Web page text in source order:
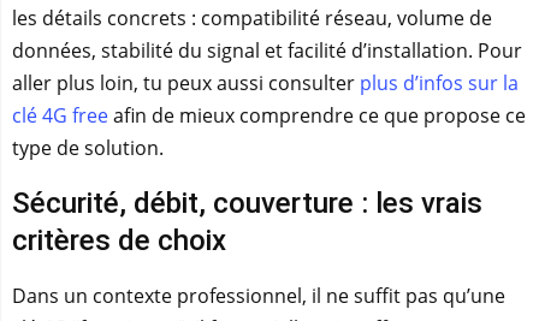
les détails concrets : compatibilité réseau, volume de
données, stabilité du signal et facilité d’installation. Pour
aller plus loin, tu peux aussi consulter plus d’infos sur la
clé 4G freeafin de mieux comprendre ce que propose ce
type de solution.
Sécurité, débit, couverture : les vrais
critères de choix
Dans un contexte professionnel, il ne suffit pas qu’une